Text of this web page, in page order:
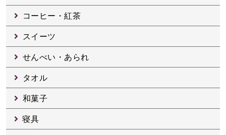
コーヒー・紅茶
スイーツ
せんべい・あられ
タオル
和菓子
寝具